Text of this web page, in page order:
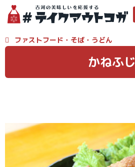
ファストフード ・ そば・うどん
かねふじ